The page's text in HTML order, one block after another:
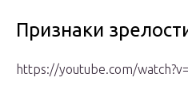
Признаки
https://youtube.com/